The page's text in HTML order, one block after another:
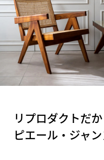
リプロダクトだ
ピエール・ジャ